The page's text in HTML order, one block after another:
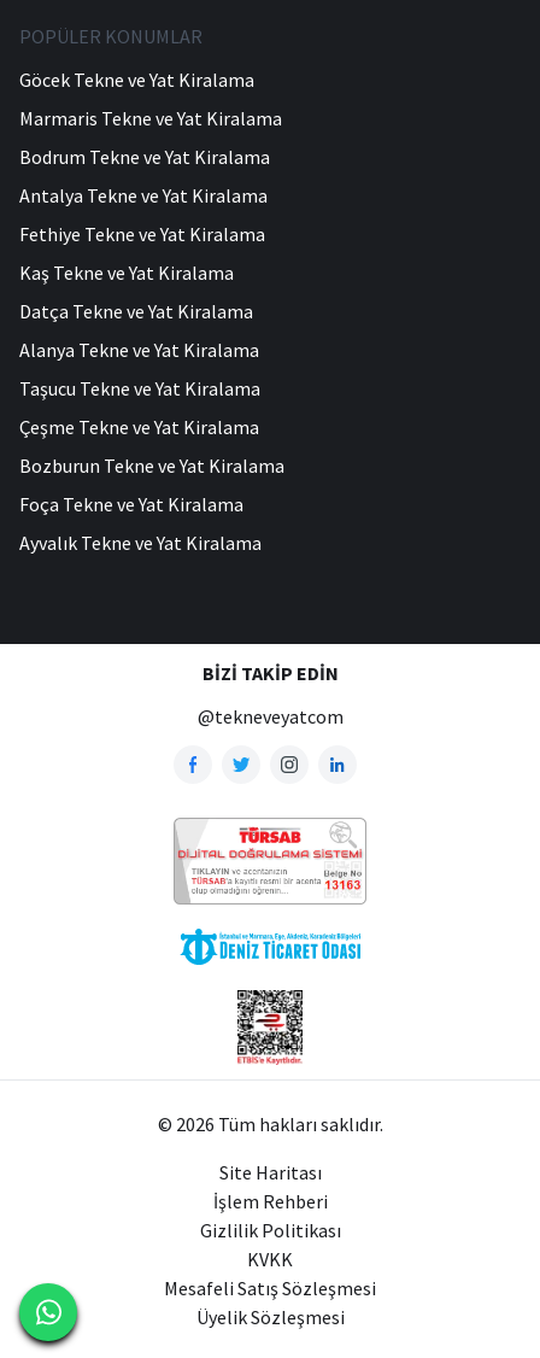
POPÜLER KONUMLAR
Göcek Tekne ve Yat Kiralama
Marmaris Tekne ve Yat Kiralama
Bodrum Tekne ve Yat Kiralama
Antalya Tekne ve Yat Kiralama
Fethiye Tekne ve Yat Kiralama
Kaş Tekne ve Yat Kiralama
Datça Tekne ve Yat Kiralama
Alanya Tekne ve Yat Kiralama
Taşucu Tekne ve Yat Kiralama
Çeşme Tekne ve Yat Kiralama
Bozburun Tekne ve Yat Kiralama
Foça Tekne ve Yat Kiralama
Ayvalık Tekne ve Yat Kiralama
BIZI TAKIP EDIN
@tekneveyatcom
© 2026 Tüm hakları saklıdır.
Site Haritası
İşlem Rehberi
Gizlilik Politikası
KVKK
Mesafeli Satış Sözleşmesi
Üyelik Sözleşmesi